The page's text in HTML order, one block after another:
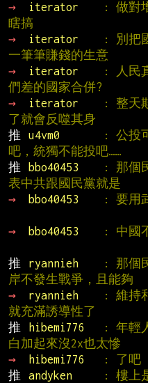
→
iterator
: 做對
瞎搞
→
iterator
: 別把
一筆筆賺錢的生意
→
iterator
: 人民
們差的國家合併?
→
iterator
: 整天
了就會反噬其身
推
u4vm0
: 公投
吧，統獨不能投吧……
推
bbo40453
: 那個
表中共跟國民黨就是
→
bbo40453
: 要用
→
bbo40453
: 中國
推
ryannieh
: 那個
岸不發生戰爭，且能夠
→
ryannieh
: 維持
就充滿誘導性了
推
hibemi776
: 年輕
白加起來沒2x也太慘
→
hibemi776 : 了吧
推
andyken
: 樓上